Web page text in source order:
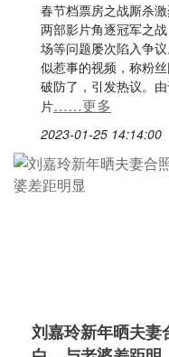
春节档票房之战厮杀
两部影片角逐冠军之
场等问题屡次陷入争
似惹事的视频，称粉
破防了，引发热议。
片……更多
2023-01-25 14:14:00
刘嘉玲新年晒夫妻